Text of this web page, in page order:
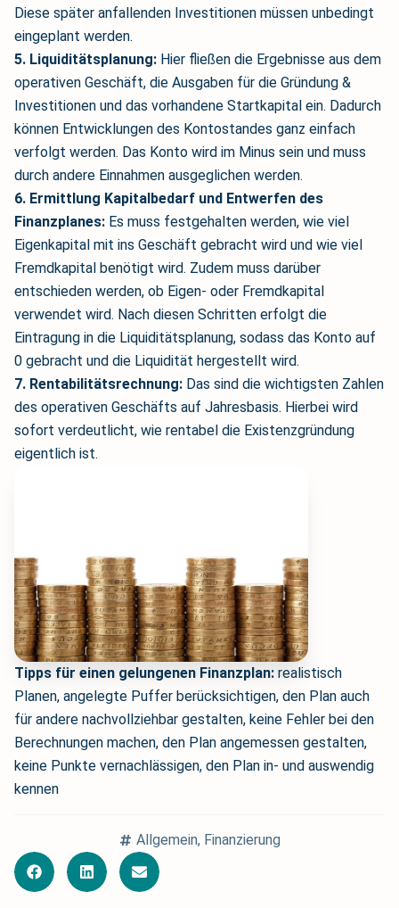
Diese später anfallenden Investitionen müssen unbedingt
eingeplant werden.
5. Liquiditätsplanung: Hier fließen die Ergebnisse aus dem
operativen Geschäft, die Ausgaben für die Gründung &
Investitionen und das vorhandene Startkapital ein. Dadurch
können Entwicklungen des Kontostandes ganz einfach
verfolgt werden. Das Konto wird im Minus sein und muss
durch andere Einnahmen ausgeglichen werden.
6. Ermittlung Kapitalbedarf und Entwerfen des
Finanzplanes: Es muss festgehalten werden, wie viel
Eigenkapital mit ins Geschäft gebracht wird und wie viel
Fremdkapital benötigt wird. Zudem muss darüber
entschieden werden, ob Eigen- oder Fremdkapital
verwendet wird. Nach diesen Schritten erfolgt die
Eintragung in die Liquiditätsplanung, sodass das Konto auf
0 gebracht und die Liquidität hergestellt wird.
7. Rentabilitätsrechnung: Das sind die wichtigsten Zahlen
des operativen Geschäfts auf Jahresbasis. Hierbei wird
sofort verdeutlicht, wie rentabel die Existenzgründung
eigentlich ist.
Tipps für einen gelungenen Finanzplan: realistisch
Planen, angelegte Puffer berücksichtigen, den Plan auch
für andere nachvollziehbar gestalten, keine Fehler bei den
Berechnungen machen, den Plan angemessen gestalten,
keine Punkte vernachlässigen, den Plan in- und auswendig
kennen
Allgemein, Finanzierung